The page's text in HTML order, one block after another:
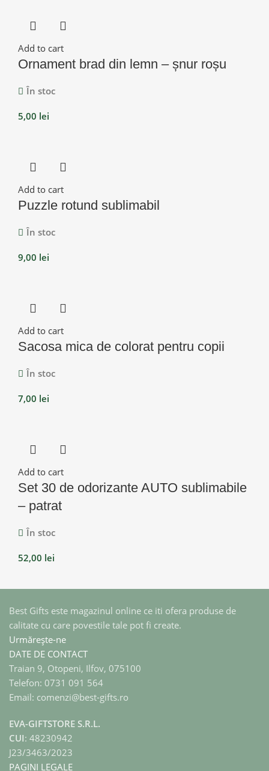
Add to cart
Ornament brad din lemn – șnur roșu
În stoc
5,00 lei
Add to cart
Puzzle rotund sublimabil
În stoc
9,00 lei
Add to cart
Sacosa mica de colorat pentru copii
În stoc
7,00 lei
Add to cart
Set 30 de odorizante AUTO sublimabile
– patrat
În stoc
52,00 lei
Best Gifts este magazinul online ce iti ofera produse de
calitate cu care povestile tale pot fi create.
Urmărește-ne
DATE DE CONTACT
Traian 9, Otopeni, Ilfov, 075100
Telefon: 0731 091 564
Email: comenzi@best-gifts.ro
EVA-GIFTSTORE S.R.L.
CUI: 48230942
J23/3463/2023
PAGINI LEGALE